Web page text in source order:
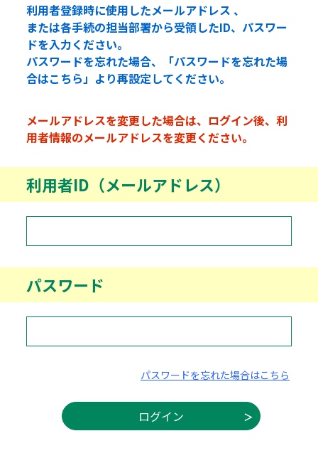
利用者登録時に使用したメールアドレス 、
または各手続の担当部署から受領したID、パスワー
ドを入力ください。
パスワードを忘れた場合、「パスワードを忘れた場
合はこちら」より再設定してください。
メールアドレスを変更した場合は、ログイン後、利
用者情報のメールアドレスを変更ください。
利用者ID（メールアドレス）
パスワード
パスワードを忘れた場合はこちら